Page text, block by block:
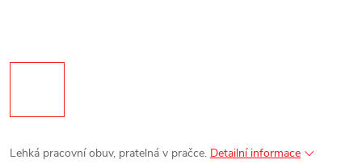
Lehká pracovní obuv, pratelná v pračce. Detailní informace